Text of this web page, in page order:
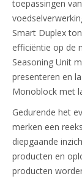
toepassingen
Smart Duplex
efficiëntie op de
Seasoning Unit
presenteren en
Monoblock met
Gedurende het
merken een
diepgaande
producten en
producten